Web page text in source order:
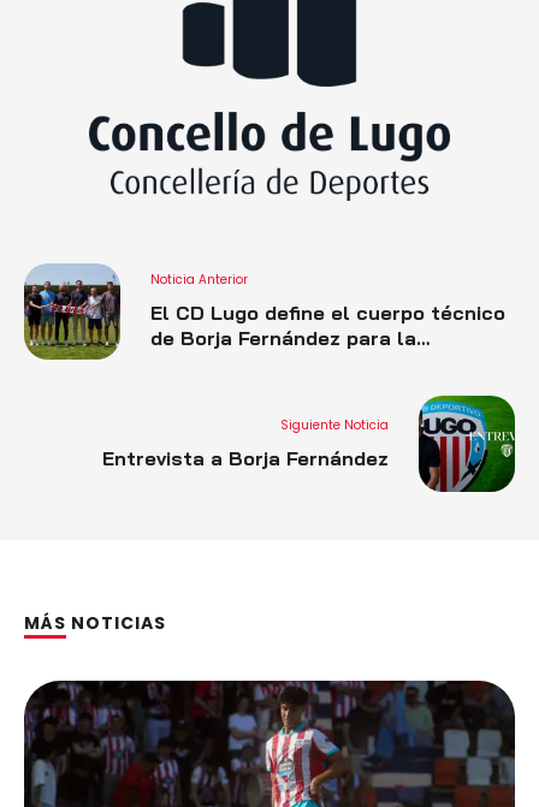
Noticia Anterior
El CD Lugo define el cuerpo técnico
de Borja Fernández para la
Siguiente Noticia
Entrevista a Borja Fernández
MÁS NOTICIAS